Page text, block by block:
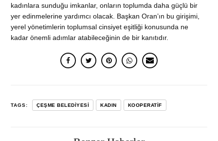
kadınlara sunduğu imkanlar, onların toplumda daha güçlü bir
yer edinmelerine yardımcı olacak. Başkan Oran’ın bu girişimi,
yerel yönetimlerin toplumsal cinsiyet eşitliği konusunda ne
kadar önemli adımlar atabileceğinin de bir kanıtıdır.
TAGS: ÇEŞME BELEDIYESI KADIN KOOPERATIF